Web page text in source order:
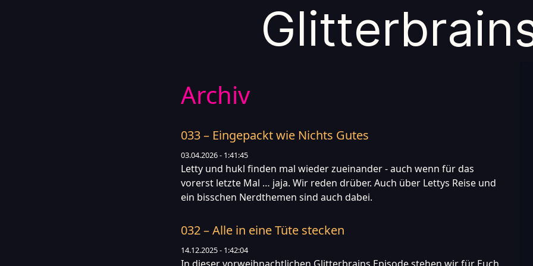
Glitter
Archiv
033 – Eingepackt wie Nichts Gutes
03.04.2026 - 1:41:45
Letty und hukl finden mal wieder zueinander - auch wenn für das
vorerst letzte Mal … jaja. Wir reden drüber. Auch über Lettys Reise und
ein bisschen Nerdthemen sind auch dabei.
032 – Alle in eine Tüte stecken
14.12.2025 - 1:42:04